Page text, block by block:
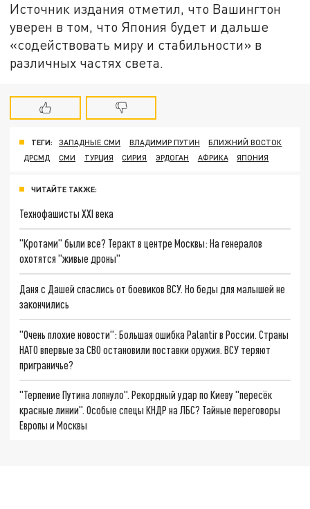
Источник издания отметил, что Вашингтон
уверен в том, что Япония будет и дальше
«содействовать миру и стабильности» в
различных частях света.
ТЕГИ: ЗАПАДНЫЕ СМИ ВЛАДИМИР ПУТИН
БЛИЖНИЙ ВОСТОК
ДРСМД
СМИ ТУРЦИЯ СИРИЯ ЭРДОГАН АФРИКА ЯПОНИЯ
ЧИТАЙТЕ ТАКЖЕ:
Технофашисты XXI века
"Кротами" были все? Теракт в центре Москвы: На генералов
охотятся "живые дроны"
Даня с Дашей спаслись от боевиков ВСУ. Но беды для малышей не
закончились
"Очень плохие новости": Большая ошибка Palantir в России. Страны
НАТО впервые за СВО остановили поставки оружия. ВСУ теряют
приграничье?
"Терпение Путина лопнуло". Рекордный удар по Киеву "пересёк
красные линии". Особые спецы КНДР на ЛБС? Тайные переговоры
Европы и Москвы